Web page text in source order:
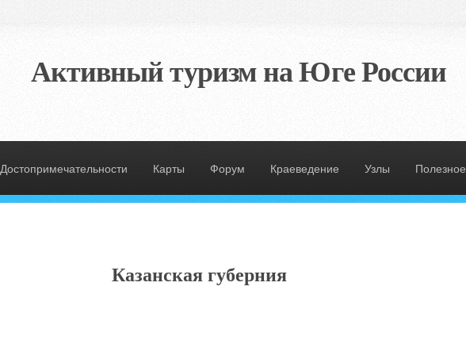
Активный туризм на Юге России
Достопримечательности Карты Форум Краеведение Узлы Полезное
Казанская губерния